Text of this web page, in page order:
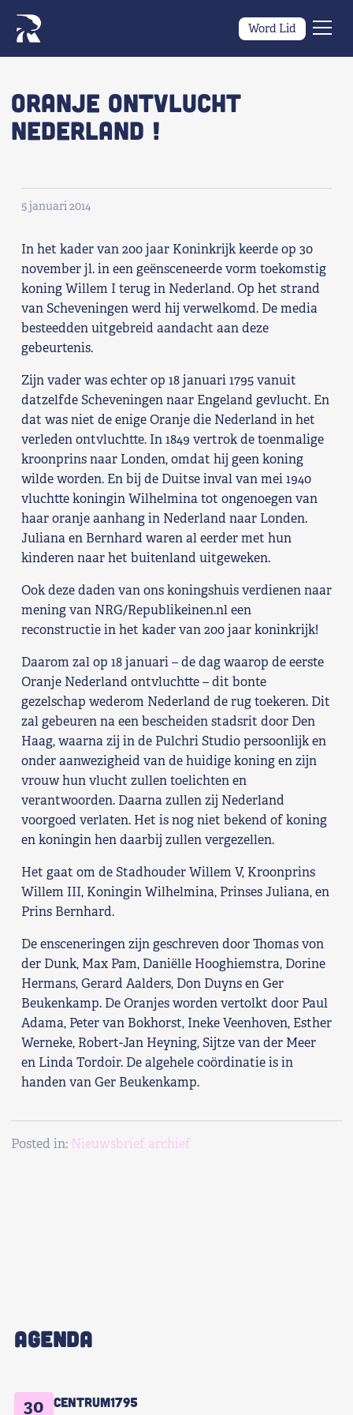
Word Lid
Wat we doen
Wie we zijn
Nieuws
Agenda
Shop
Contact
Voor leden
Word Lid
Oranje Ontvlucht
Nederland !
5 januari 2014
In het kader van 200 jaar Koninkrijk keerde op 30
november jl. in een geënsceneerde vorm toekomstig
koning Willem I terug in Nederland. Op het strand
van Scheveningen werd hij verwelkomd. De media
besteedden uitgebreid aandacht aan deze
gebeurtenis.
Zijn vader was echter op 18 januari 1795 vanuit
datzelfde Scheveningen naar Engeland gevlucht. En
dat was niet de enige Oranje die Nederland in het
verleden ontvluchtte. In 1849 vertrok de toenmalige
kroonprins naar Londen, omdat hij geen koning
wilde worden. En bij de Duitse inval van mei 1940
vluchtte koningin Wilhelmina tot ongenoegen van
haar oranje aanhang in Nederland naar Londen.
Juliana en Bernhard waren al eerder met hun
kinderen naar het buitenland uitgeweken.
Ook deze daden van ons koningshuis verdienen naar
mening van NRG/Republikeinen.nl een
reconstructie in het kader van 200 jaar koninkrijk!
Daarom zal op 18 januari – de dag waarop de eerste
Oranje Nederland ontvluchtte – dit bonte
gezelschap wederom Nederland de rug toekeren. Dit
zal gebeuren na een bescheiden stadsrit door Den
Haag, waarna zij in de Pulchri Studio persoonlijk en
onder aanwezigheid van de huidige koning en zijn
vrouw hun vlucht zullen toelichten en
verantwoorden. Daarna zullen zij Nederland
voorgoed verlaten. Het is nog niet bekend of koning
en koningin hen daarbij zullen vergezellen.
Het gaat om de Stadhouder Willem V, Kroonprins
Willem III, Koningin Wilhelmina, Prinses Juliana, en
Prins Bernhard.
De ensceneringen zijn geschreven door Thomas von
der Dunk, Max Pam, Daniëlle Hooghiemstra, Dorine
Hermans, Gerard Aalders, Don Duyns en Ger
Beukenkamp. De Oranjes worden vertolkt door Paul
Adama, Peter van Bokhorst, Ineke Veenhoven, Esther
Werneke, Robert-Jan Heyning, Sijtze van der Meer
en Linda Tordoir. De algehele coördinatie is in
handen van Ger Beukenkamp.
Posted in: Nieuwsbrief archief
AGENDA
30 Centrum1795